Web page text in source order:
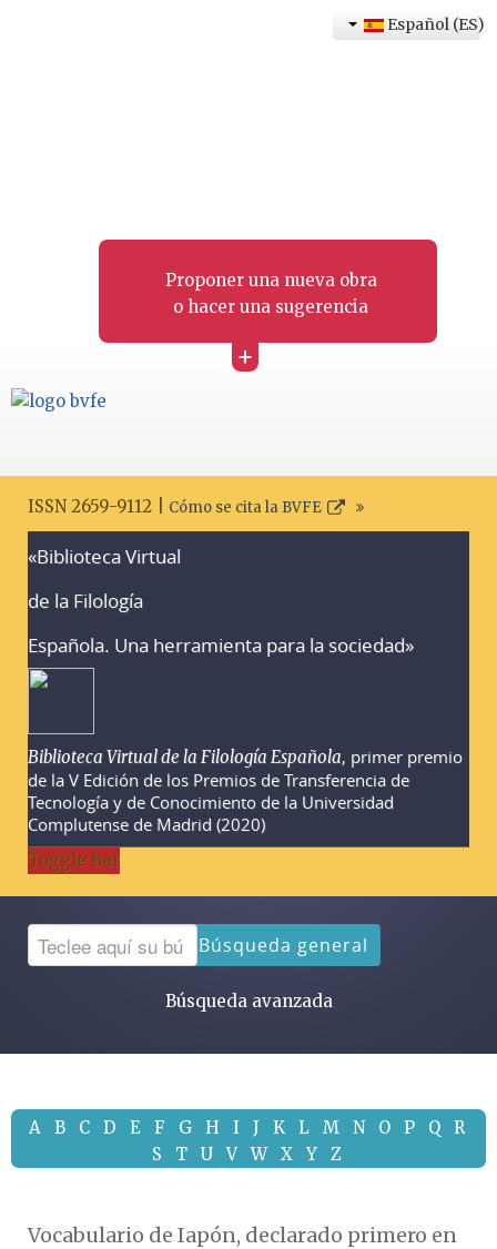
Proponer una nueva obra
o hacer una sugerencia
+
Español (ES)
ISSN 2659-9112 | Cómo se cita la BVFE
«Biblioteca Virtual
de la Filología
Española. Una herramienta para la sociedad»
Biblioteca Virtual de la Filología Española, primer premio
de la V Edición de los Premios de Transferencia de
Tecnología y de Conocimiento de la Universidad
Complutense de Madrid (2020)
Toggle Bar
Búsqueda general
Búsqueda avanzada
A B C D E F G H I J K L M N O P Q
R
S
T U V W X Y Z
Vocabulario de Iapón, declarado primero en